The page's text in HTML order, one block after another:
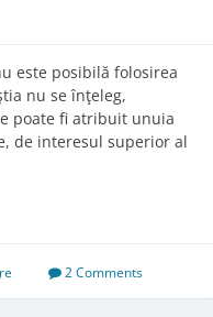
este posibilă folosirea
nu se înţeleg,
poate fi atribuit unuia
de interesul superior al
2 Comments